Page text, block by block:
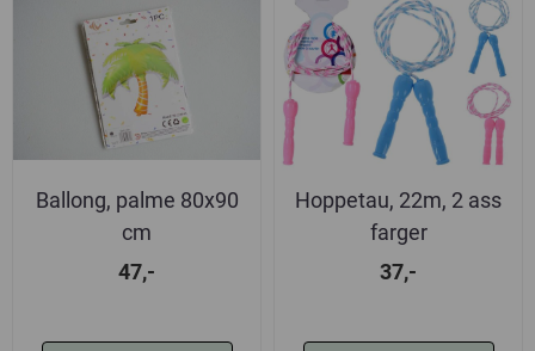
Ballong, palme 80x90
cm
47,-
Hoppetau, 22m, 2 ass
farger
37,-